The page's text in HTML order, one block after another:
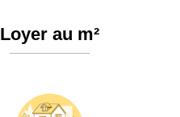
Loyer au m²